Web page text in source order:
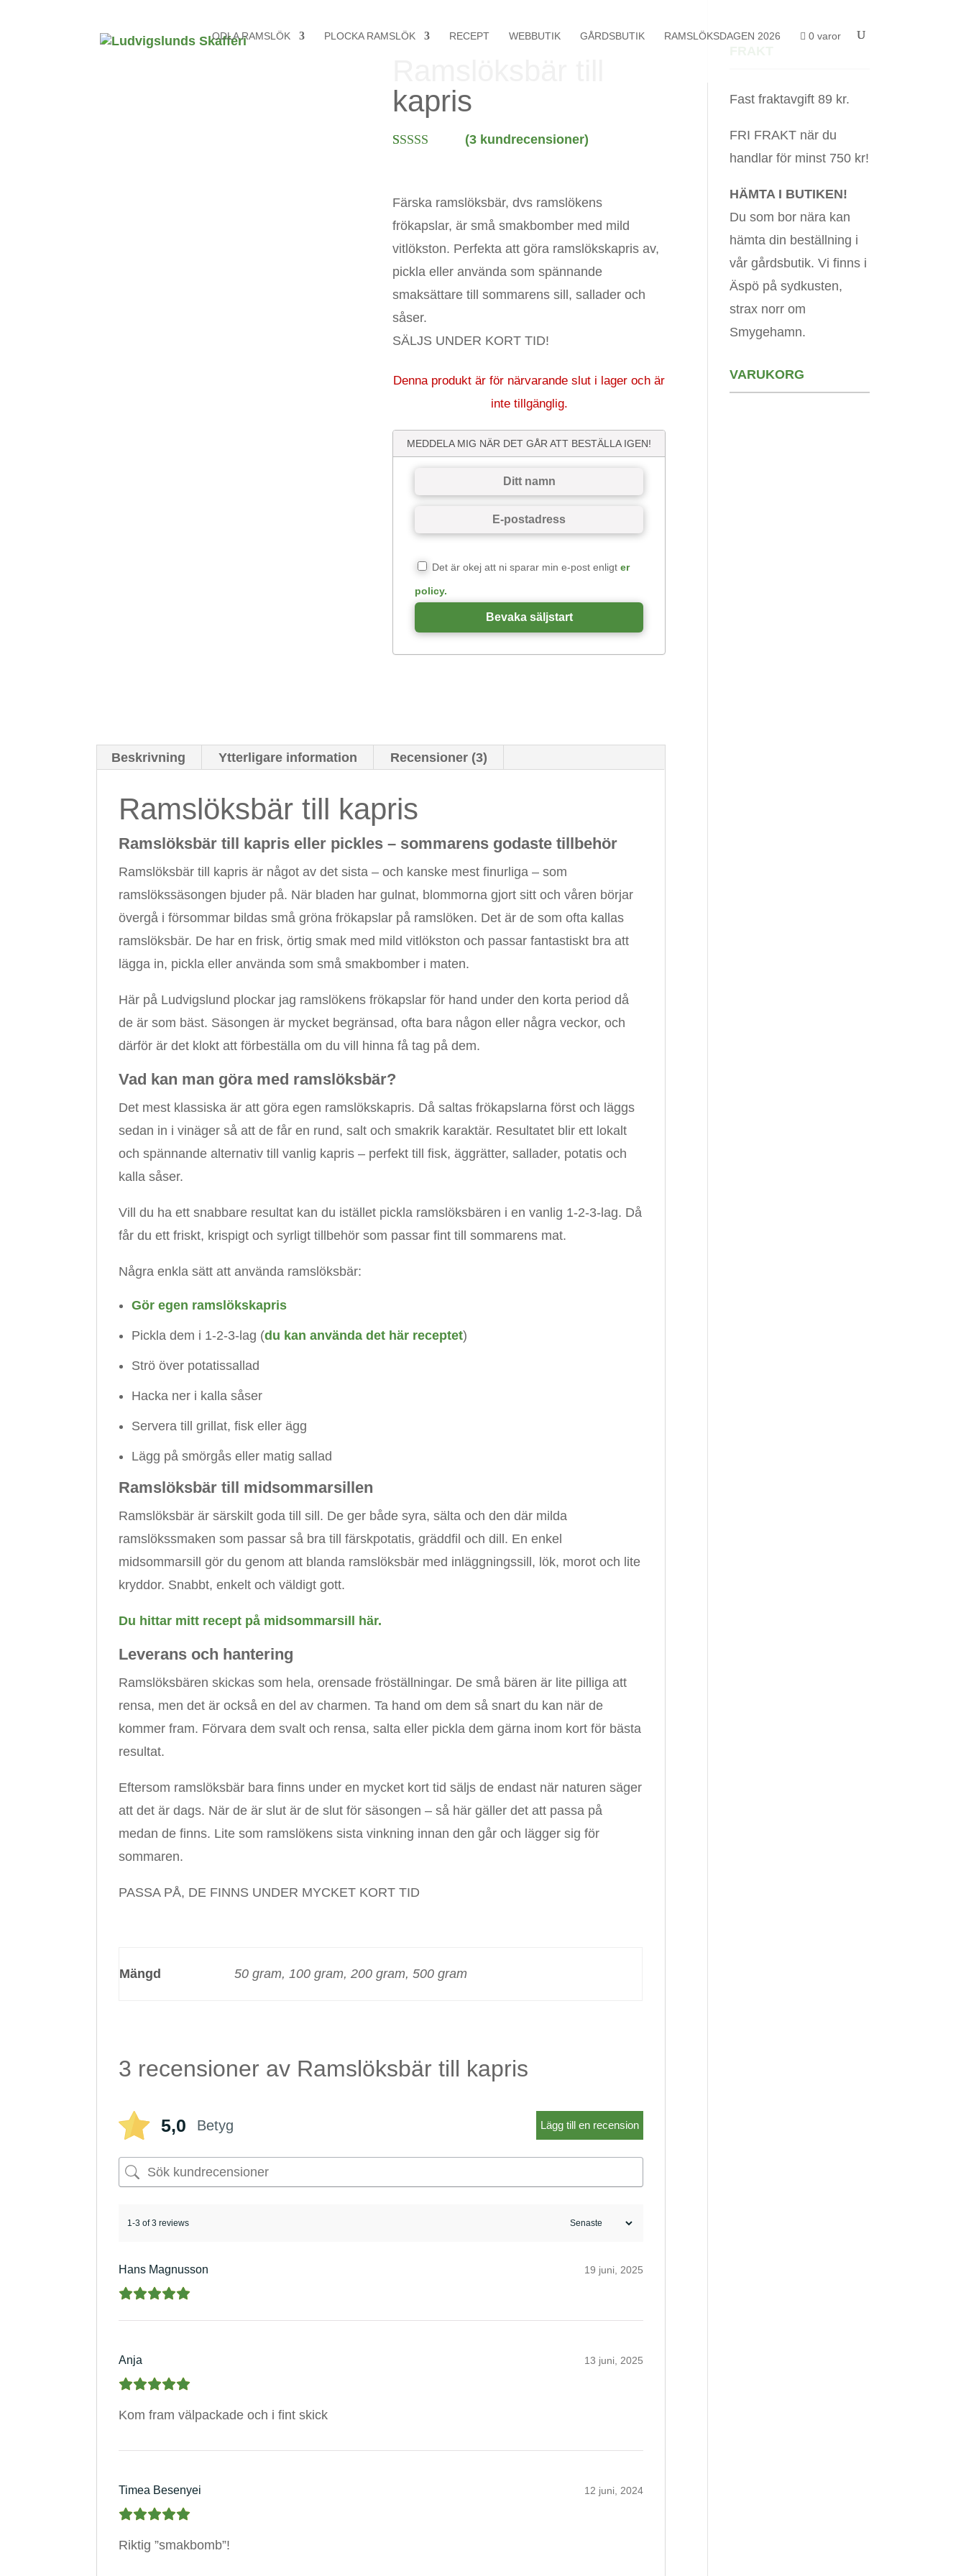
ODLA RAMSLÖK PLOCKA RAMSLÖK RECEPT WEBBUTIK GÅRDSBUTIK RAMSLÖKSDAGEN 2026 0 varor
kapris
kundrecensio
ner
(3 kundrecensioner)
Färska ramslöksbär, dvs ramslökens
frökapslar, är små smakbomber med mild
vitlökston. Perfekta att göra ramslökskapris av,
pickla eller använda som spännande
smaksättare till sommarens sill, sallader och
såser.
SÄLJS UNDER KORT TID!
Denna produkt är för närvarande slut i lager och är
inte tillgänglig.
MEDDELA MIG NÄR DET GÅR ATT BESTÄLLA IGEN!
Det är okej att ni sparar min e-post enligter
policy.
Bevaka säljstart
Beskrivning Ytterligare information Recensioner (3)
Ramslöksbär till kapris
Ramslöksbär till kapris eller pickles – sommarens godaste tillbehör
Ramslöksbär till kapris är något av det sista – och kanske mest finurliga – som
ramslökssäsongen bjuder på. När bladen har gulnat, blommorna gjort sitt och våren börjar
övergå i försommar bildas små gröna frökapslar på ramslöken. Det är de som ofta kallas
ramslöksbär. De har en frisk, örtig smak med mild vitlökston och passar fantastiskt bra att
lägga in, pickla eller använda som små smakbomber i maten.
Här på Ludvigslund plockar jag ramslökens frökapslar för hand under den korta period då
de är som bäst. Säsongen är mycket begränsad, ofta bara någon eller några veckor, och
därför är det klokt att förbeställa om du vill hinna få tag på dem.
Vad kan man göra med ramslöksbär?
Det mest klassiska är att göra egen ramslökskapris. Då saltas frökapslarna först och läggs
sedan in i vinäger så att de får en rund, salt och smakrik karaktär. Resultatet blir ett lokalt
och spännande alternativ till vanlig kapris – perfekt till fisk, äggrätter, sallader, potatis och
kalla såser.
Vill du ha ett snabbare resultat kan du istället pickla ramslöksbären i en vanlig 1-2-3-lag. Då
får du ett friskt, krispigt och syrligt tillbehör som passar fint till sommarens mat.
Några enkla sätt att använda ramslöksbär:
Gör egen ramslökskapris
Pickla dem i 1-2-3-lag (du kan använda det här receptet)
Strö över potatissallad
Hacka ner i kalla såser
Servera till grillat, fisk eller ägg
Lägg på smörgås eller matig sallad
Ramslöksbär till midsommarsillen
Ramslöksbär är särskilt goda till sill. De ger både syra, sälta och den där milda
ramslökssmaken som passar så bra till färskpotatis, gräddfil och dill. En enkel
midsommarsill gör du genom att blanda ramslöksbär med inläggningssill, lök, morot och lite
kryddor. Snabbt, enkelt och väldigt gott.
Du hittar mitt recept på midsommarsill här.
Leverans och hantering
Ramslöksbären skickas som hela, orensade fröställningar. De små bären är lite pilliga att
rensa, men det är också en del av charmen. Ta hand om dem så snart du kan när de
kommer fram. Förvara dem svalt och rensa, salta eller pickla dem gärna inom kort för bästa
resultat.
Eftersom ramslöksbär bara finns under en mycket kort tid säljs de endast när naturen säger
att det är dags. När de är slut är de slut för säsongen – så här gäller det att passa på
medan de finns. Lite som ramslökens sista vinkning innan den går och lägger sig för
sommaren.
PASSA PÅ, DE FINNS UNDER MYCKET KORT TID
Mängd 50 gram, 100 gram, 200 gram, 500 gram
3 recensioner av Ramslöksbär till kapris
5,0 Betyg Lägg till en recension
1-3 of 3 reviews
Hans Magnusson 19 juni, 2025
Anja 13 juni, 2025
Kom fram välpackade och i fint skick
Timea Besenyei 12 juni, 2024
Riktig ”smakbomb”!
Fast fraktavgift 89 kr.
FRI FRAKT när du
handlar för minst 750 kr!
HÄMTA I BUTIKEN!
Du som bor nära kan
hämta din beställning i
vår gårdsbutik. Vi finns i
Äspö på sydkusten,
strax norr om
Smygehamn.
VARUKORG